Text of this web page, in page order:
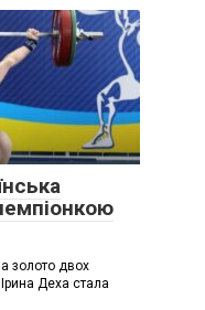
золото двох
Деха стала